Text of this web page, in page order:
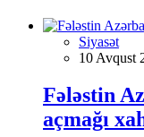
Siyasət
10 Avqust
Fələstin
açmağı